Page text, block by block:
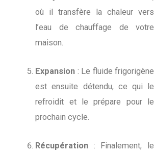
où il transfère la chaleur vers
l’eau de chauffage de votre
maison.
Expansion : Le fluide frigorigène
est ensuite détendu, ce qui le
refroidit et le prépare pour le
prochain cycle.
Récupération : Finalement, le